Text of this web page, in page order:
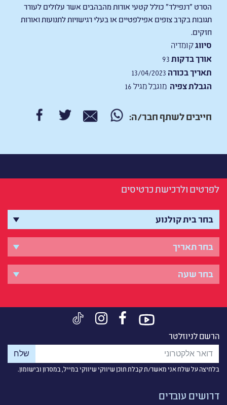
הסרט "רנפילד" כולל קטעיאורות מהבהבים אשר עלולים לעורר
תגובות בקרב צופים אפילפטיים או בעלי רגישויות לתנועות ואורות
חזקים.
סיווגקומדיה
אורך בדקות
תאריך בכורה
הגבלת צפיה מוגבל מגיל 16
חייבים לשתף חבר/ה:
לפרטים ולרכישת כרטיסים
הרשם לניוזלטר
בלחיצה על שלח אני מאשר/ת קבלת תוכן שיווקי שיווקי במייל, במסרון ובישומון.
דרושים עובדים